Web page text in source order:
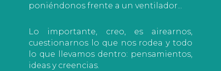
poniéndonos frente a un ventilador...
Lo importante, creo, es airearnos,
cuestionarnos lo que nos rodea y todo
lo que llevamos dentro: pensamientos,
ideas y creencias.